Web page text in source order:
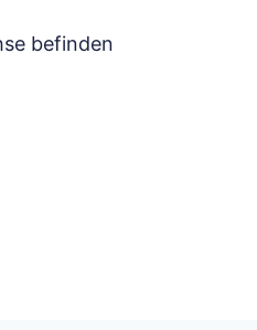
befinden